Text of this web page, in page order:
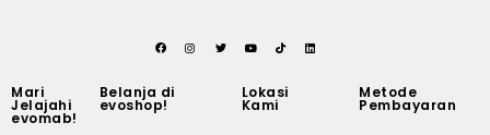
Mari
Jelajahi
evomab!
Belanja di
evoshop!
Lokasi
Kami
Metode
Pembayaran